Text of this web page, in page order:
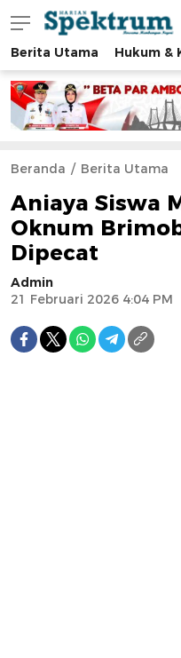
spektrumonline.com
Berita Utama Hukum &
Beranda Berita Utama
Aniaya Siswa
Oknum
Dipecat
Admin
21 Februari 2026 4:04 PM